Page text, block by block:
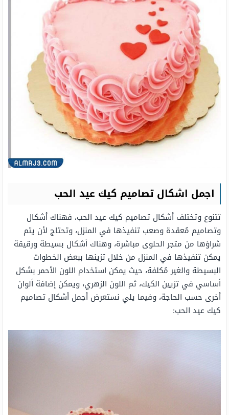
اجمل اشكال تصاميم كيك عيد الحب
تتنوع وتختلف أشكال تصاميم كيك عيد الحب، فهناك أشكال
وتصاميم مُعقدة وصعب تنفيذها في المنزل، وتحتاج لأن يتم
شراؤها من متجر الحلوى مباشرة، وهناك أشكال بسيطة ورقيقة
يمكن تنفيذها في المنزل من خلال تزينها ببعض الخطوات
البسيطة والغير مُكلفة، حيث يمكن استخدام اللون الأحمر بشكل
أساسي في تزيين الكيك، ثم اللون الزهري، ويمكن إضافة ألوان
أخرى حسب الحاجة، وفيما يلي نستعرض أجمل أشكال تصاميم
كيك عيد الحب: